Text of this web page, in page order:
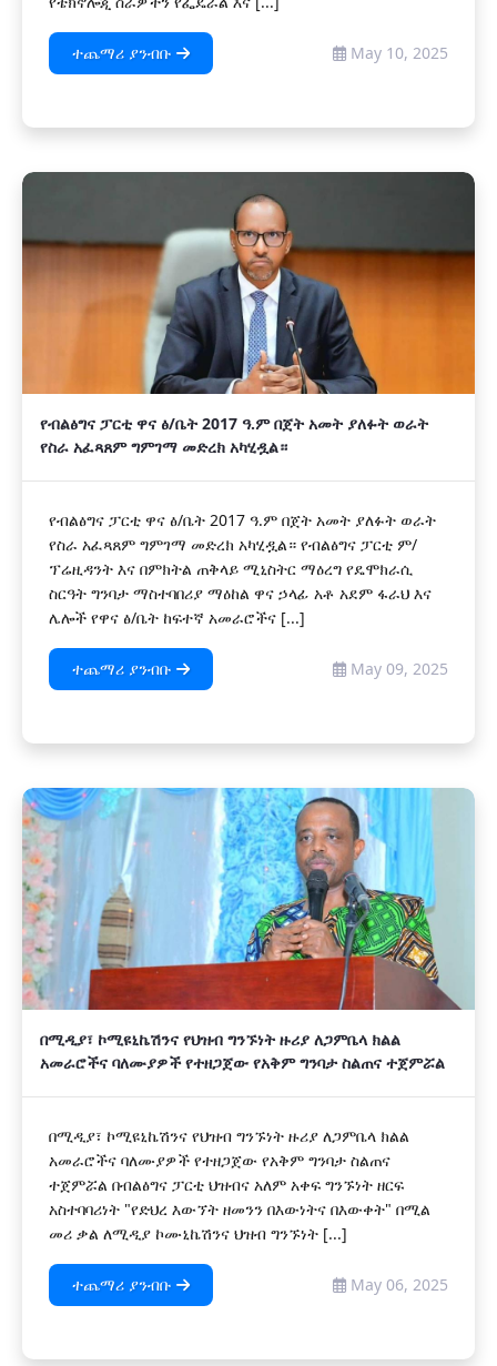
ተጨማሪ ያንብቡ May 10, 2025
የብልፅግና ፓርቲ ዋና ፅ/ቤት 2017 ዓ.ም በጀት አመት ያለፉት ወራት
የስራ አፈጻጸም ግምገማ መድረክ አካሂዷል።
የብልፅግና ፓርቲ ዋና ፅ/ቤት 2017 ዓ.ም በጀት አመት ያለፉት ወራት
የስራ አፈጻጸም ግምገማ መድረክ አካሂዷል። የብልፅግና ፓርቲ ም/
ፕሬዚዳንት እና በምክትል ጠቅላይ ሚኒስትር ማዕረግ የዴሞክራሲ
ስርዓት ግንባታ ማስተባበሪያ ማዕከል ዋና ኃላፊ አቶ አደም ፋራህ እና
ሌሎች የዋና ፅ/ቤት ከፍተኛ አመራሮችና [...]
ተጨማሪ ያንብቡ May 09, 2025
በሚዲያ፣ ኮሚዩኒኬሽንና የህዝብ ግንኙነት ዙሪያ ለጋምቤላ ክልል
አመራሮችና ባለሙያዎች የተዘጋጀው የአቅም ግንባታ ስልጠና ተጀምሯል
በሚዲያ፣ ኮሚዩኒኬሽንና የህዝብ ግንኙነት ዙሪያ ለጋምቤላ ክልል
አመራሮችና ባለሙያዎች የተዘጋጀው የአቅም ግንባታ ስልጠና
ተጀምሯል በብልፅግና ፓርቲ ህዝብና አለም አቀፍ ግንኙነት ዘርፍ
አስተባባሪነት "የድህረ እውኘት ዘመንን በእውነትና በእውቀት" በሚል
መሪ ቃል ለሚዲያ ኮሙኒኬሽንና ህዝብ ግንኙነት [...]
ተጨማሪ ያንብቡ May 06, 2025